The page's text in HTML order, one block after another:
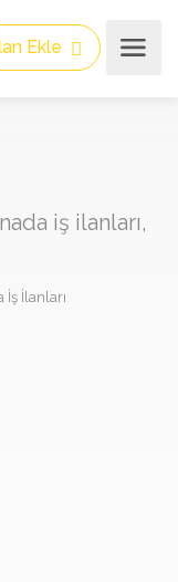
Ekle
iş ilanları,
İş İlanları